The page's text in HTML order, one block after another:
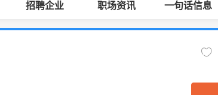
招聘企业 职场资讯 一句话信息